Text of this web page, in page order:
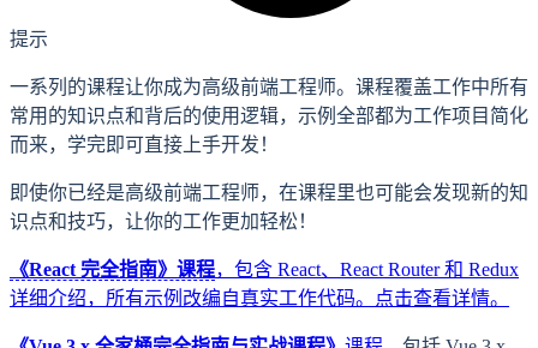
提示
一系列的课程让你成为高级前端工程师。课程覆盖工作中所有
常用的知识点和背后的使用逻辑，示例全部都为工作项目简化
而来，学完即可直接上手开发！
即使你已经是高级前端工程师，在课程里也可能会发现新的知
识点和技巧，让你的工作更加轻松！
《React 完全指南》课程，包含 React、React Router 和 Redux
详细介绍，所有示例改编自真实工作代码。
点击查看详情。